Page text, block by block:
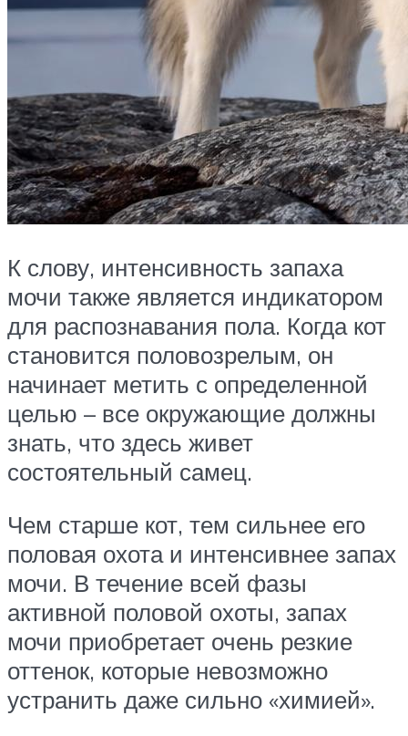
К слову, интенсивность запаха
мочи также является индикатором
для распознавания пола. Когда кот
становится половозрелым, он
начинает метить с определенной
целью – все окружающие должны
знать, что здесь живет
состоятельный самец.
Чем старше кот, тем сильнее его
половая охота и интенсивнее запах
мочи. В течение всей фазы
активной половой охоты, запах
мочи приобретает очень резкие
оттенок, которые невозможно
устранить даже сильно «химией».